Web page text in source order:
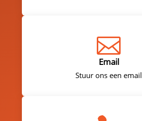

Email
Stuur ons een email